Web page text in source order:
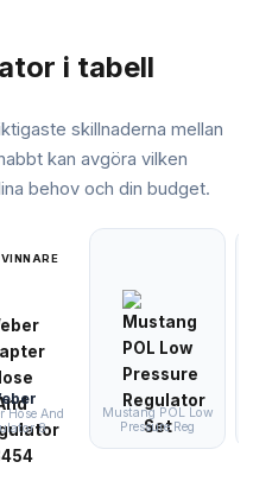
i tabell
skillnaderna mellan
kan avgöra vilken
behov och din budget.
Hose And
8
Mustang POL Low
Pressure Reg